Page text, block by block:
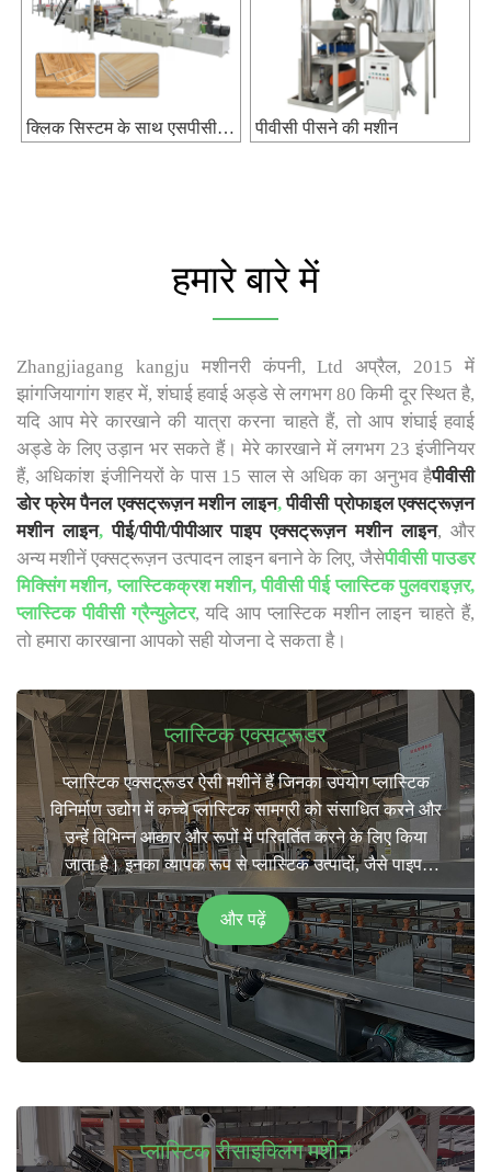
क्लिक सिस्टम के साथ एसपीसी
फ़्लोर एक्सट्रूज़न लाइन
पीवीसी पीसने की मशीन
हमारे बारे में
Zhangjiagang kangju मशीनरी कंपनी, Ltd अप्रैल, 2015 में
झांगजियागांग शहर में, शंघाई हवाई अड्डे से लगभग 80 किमी दूर स्थित है,
यदि आप मेरे कारखाने की यात्रा करना चाहते हैं, तो आप शंघाई हवाई
अड्डे के लिए उड़ान भर सकते हैं। मेरे कारखाने में लगभग 23 इंजीनियर
हैं, अधिकांश इंजीनियरों के पास 15 साल से अधिक का अनुभव हैपीवीसी
डोर फ्रेम पैनल एक्सट्रूज़न मशीन लाइन,पीवीसी प्रोफाइल एक्सट्रूज़न
मशीन लाइन,पीई/पीपी/पीपीआर पाइप एक्सट्रूज़न मशीन लाइन, और
अन्य मशीनें एक्सट्रूज़न उत्पादन लाइन बनाने के लिए, जैसेपीवीसी पाउडर
मिक्सिंग मशीन, प्लास्टिकक्रश मशीन, पीवीसी पीई प्लास्टिक पुलवराइज़र,
प्लास्टिक पीवीसी ग्रैन्युलेटर, यदि आप प्लास्टिक मशीन लाइन चाहते हैं,
तो हमारा कारखाना आपको सही योजना दे सकता है।
प्लास्टिक एक्सट्रूडर
प्लास्टिक एक्सट्रूडर ऐसी मशीनें हैं जिनका उपयोग प्लास्टिक
विनिर्माण उद्योग में कच्चे प्लास्टिक सामग्री को संसाधित करने और
उन्हें विभिन्न आकार और रूपों में परिवर्तित करने के लिए किया
जाता है। इनका व्यापक रूप से प्लास्टिक उत्पादों, जैसे पाइप,
ट्यूब, शीट, फिल्म, प्रोफाइल और अन्य अनुकूलित प्लास्टिक भागों
के उत्पादन में उपयोग किया जाता है।
कांगजू प्लास्टिक एक्सट्रूडर विशिष्ट अनुप्रयोग और उत्पादन
आवश्यकताओं के आधार पर विभिन्न आकारों और विन्यासों में आते
हैं। इन्हें मैन्युअल रूप से संचालित किया जा सकता है या उन्नत
नियंत्रण प्रणालियों के साथ स्वचालित किया जा सकता है।
मापदंडों को समायोजित करने के लिए एक्सट्रूडर की क्षमताओं को
भी अनुकूलित किया जा सकता है।
और पढ़ें
प्लास्टिक रीसाइक्लिंग मशीन